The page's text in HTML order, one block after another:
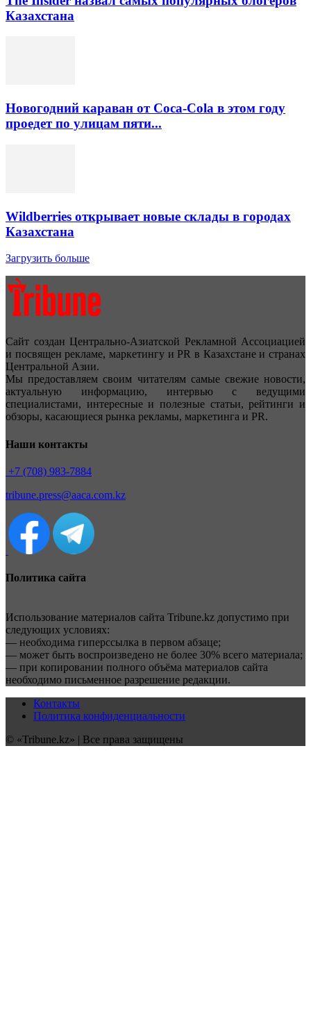
Казахстана
Новогодний караван от Coca-Cola в этом году
проедет по улицам пяти...
Wildberries открывает новые склады в городах
Казахстана
Загрузить больше
Сайт создан Центрально-Азиатской Рекламной Ассоциацией
и посвящен рекламе, маркетингу и PR в Казахстане и странах
Центральной Азии.
Мы предоставляем своим читателям самые свежие новости,
актуальную информацию, интервью с ведущими
специалистами, интересные и полезные статьи, рейтинги и
обзоры, касающиеся рынка рекламы, маркетинга и PR.
Наши контакты
+7 (708) 983-7884
tribune.press@aaca.com.kz
Политика сайта
Использование материалов сайта Tribune.kz допустимо при
следующих условиях:
— необходима гиперссылка в первом абзаце;
— может быть воспроизведено не более 30% всего материала;
— при копировании полного объёма материалов сайта
необходимо письменное разрешение редакции.
Контакты
Политика конфиденциальности
© «Tribune.kz» | Все права защищены